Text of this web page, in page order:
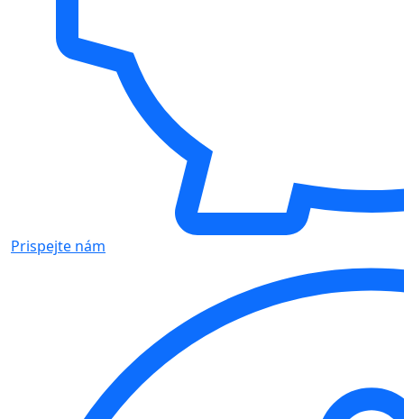
Prispejte nám